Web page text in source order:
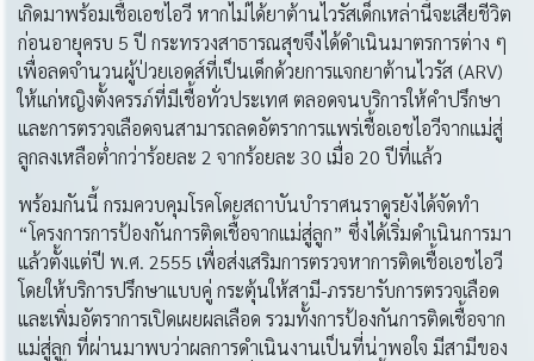
เกิดมาพร้อมเชื้อเอชไอวี หากไม่ได้ยาต้านไวรัสเด็กเหล่านี้จะเสียชีวิต
ก่อนอายุครบ 5 ปี กระทรวงสาธารณสุขจึงได้ดำเนินมาตรการต่าง ๆ
เพื่อลดจำนวนผู้ป่วยเอดส์ที่เป็นเด็กด้วยการแจกยาต้านไวรัส (ARV)
ให้แก่หญิงตั้งครรภ์ที่มีเชื้อทั่วประเทศ ตลอดจนบริการให้คำปรึกษา
และการตรวจเลือดจนสามารถลดอัตราการแพร่เชื้อเอชไอวีจากแม่สู่
ลูกลงเหลือต่ำกว่าร้อยละ 2 จากร้อยละ 30 เมื่อ 20 ปีที่แล้ว
พร้อมกันนี้ กรมควบคุมโรคโดยสถาบันบำราศนราดูรยังได้จัดทำ
“โครงการการป้องกันการติดเชื้อจากแม่สู่ลูก” ซึ่งได้เริ่มดำเนินการมา
แล้วตั้งแต่ปี พ.ศ. 2555 เพื่อส่งเสริมการตรวจหาการติดเชื้อเอชไอวี
โดยให้บริการปรึกษาแบบคู่ กระตุ้นให้สามี-ภรรยารับการตรวจเลือด
และเพิ่มอัตราการเปิดเผยผลเลือด รวมทั้งการป้องกันการติดเชื้อจาก
แม่สู่ลูก ที่ผ่านมาพบว่าผลการดำเนินงานเป็นที่น่าพอใจ มีสามีของ